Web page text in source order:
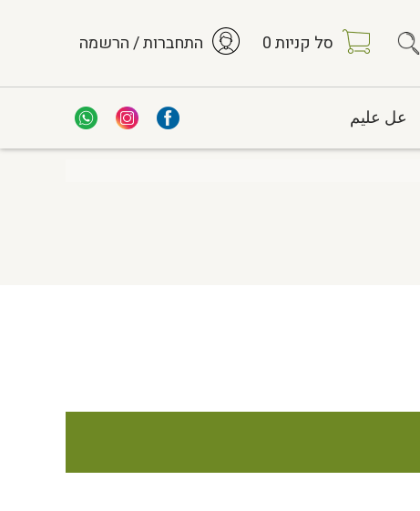
סל קניות0 התחברות / הרשמה
عل عليم